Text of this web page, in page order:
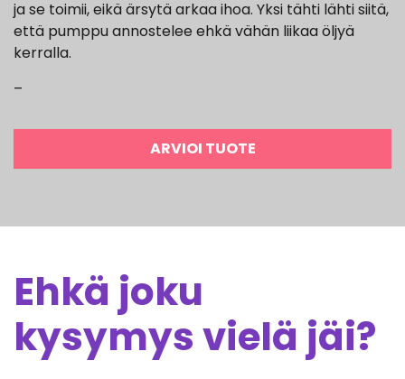
ja se toimii, eikä ärsytä arkaa ihoa. Yksi tähti lähti siitä,
että pumppu annostelee ehkä vähän liikaa öljyä
kerralla.
–
ARVIOI TUOTE
Ehkä joku
kysymys vielä jäi?